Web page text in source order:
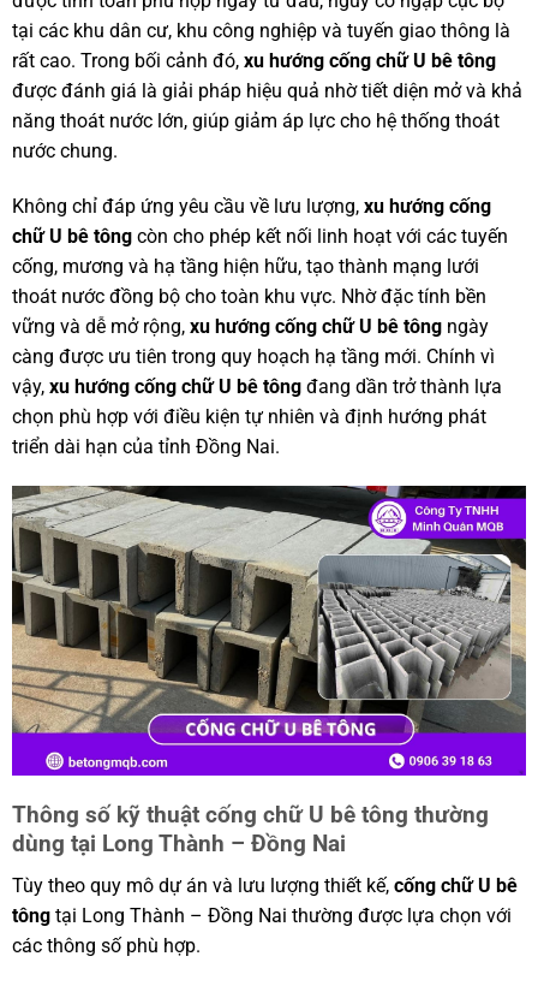
tại các khu dân cư, khu công nghiệp và tuyến giao thông là
rất cao. Trong bối cảnh đó, xu hướng cống chữ U bê tông
được đánh giá là giải pháp hiệu quả nhờ tiết diện mở và khả
năng thoát nước lớn, giúp giảm áp lực cho hệ thống thoát
nước chung.
Không chỉ đáp ứng yêu cầu về lưu lượng, xu hướng cống
chữ U bê tôngcòn cho phép kết nối linh hoạt với các tuyến
cống, mương và hạ tầng hiện hữu, tạo thành mạng lưới
thoát nước đồng bộ cho toàn khu vực. Nhờ đặc tính bền
vững và dễ mở rộng, xu hướng cống chữ U bê tôngngày
càng được ưu tiên trong quy hoạch hạ tầng mới. Chính vì
vậy, xu hướng cống chữ U bê tôngđang dần trở thành lựa
chọn phù hợp với điều kiện tự nhiên và định hướng phát
triển dài hạn của tỉnh Đồng Nai.
Thông số kỹ thuật cống chữ U bê tông thường
dùng tại Long Thành – Đồng Nai
Tùy theo quy mô dự án và lưu lượng thiết kế, cống chữ U bê
tôngtại Long Thành – Đồng Nai thường được lựa chọn với
các thông số phù hợp.